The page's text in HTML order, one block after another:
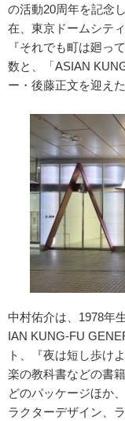
の活動20周年を記念
在、東京ドームシテ
『それでも町は廻っ
数と、「ASIAN
ー・後藤正文を迎え
中村佑介は、1978年
IAN KUNG-FU
ト、『夜は短し歩け
楽の教科書などの書
どのパッケージほか
ラクターデザイン、